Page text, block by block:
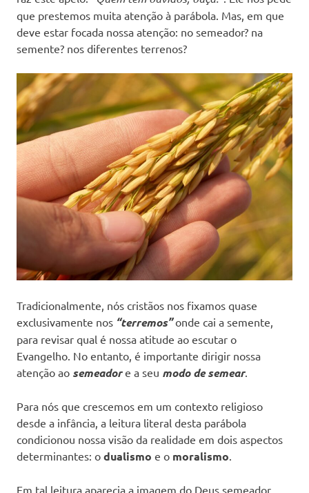
que prestemos muita atenção à parábola. Mas, em que
deve estar focada nossa atenção: no semeador? na
semente? nos diferentes terrenos?
Tradicionalmente, nós cristãos nos fixamos quase
exclusivamente nos “terremos”onde cai a semente,
para revisar qual é nossa atitude ao escutar o
Evangelho. No entanto, é importante dirigir nossa
atenção ao semeadore a seu modo de semear.
Para nós que crescemos em um contexto religioso
desde a infância, a leitura literal desta parábola
condicionou nossa visão da realidade em dois aspectos
determinantes: o dualismo e o moralismo
Em tal leitura aparecia a imagem do Deus semeador